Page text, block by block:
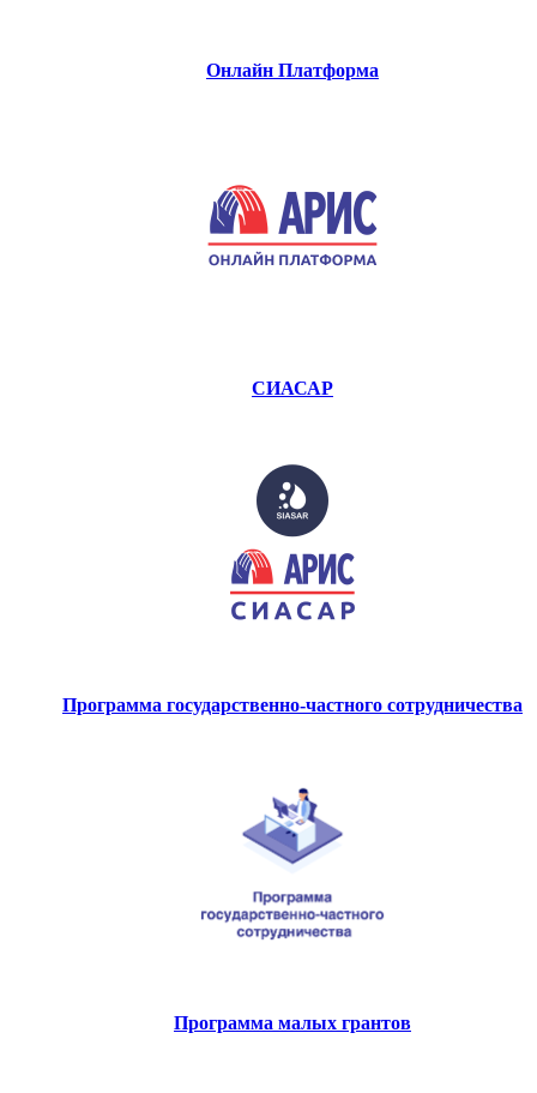
Онлайн Платформа
СИАСАР
Программа государственно-частного сотрудничества
Программа малых грантов